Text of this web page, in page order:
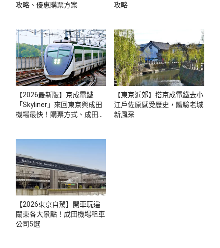
攻略、優惠購票方案
攻略
【2026最新版】京成電鐵
「Skyliner」來回東京與成田
機場最快！購票方式、成田特
【東京近郊】搭京成電鐵去小
江戶佐原感受歷史，體驗老城
新風采
【2026東京自駕】開車玩遍
關東各大景點！成田機場租車
公司5選